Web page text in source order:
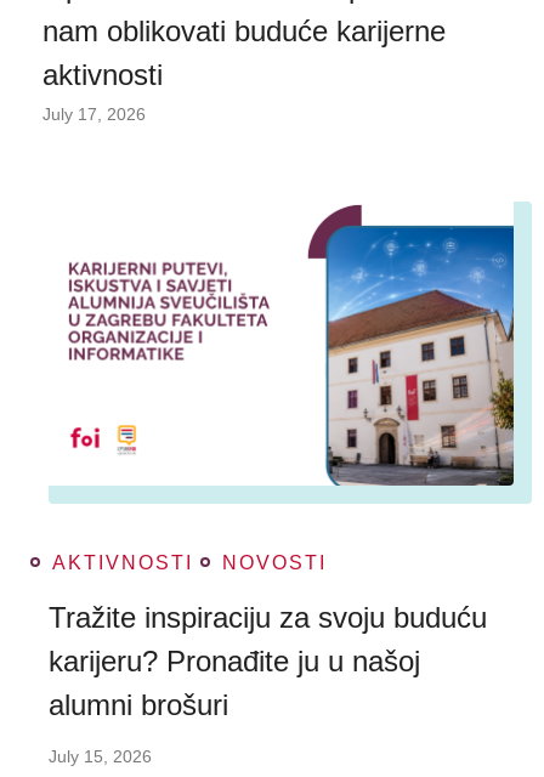
nam oblikovati buduće karijerne
aktivnosti
July 17, 2026
AKTIVNOSTI NOVOSTI
Tražite inspiraciju za svoju buduću
karijeru? Pronađite ju u našoj
alumni brošuri
July 15, 2026